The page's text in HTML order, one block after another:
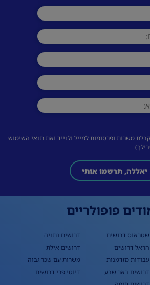
משרות ופרסומות למייל ולנייד ואתתנאי השימוש
יאללה, תרשמו אותי
פופולריים
שטראוס דרושים
הראל דרושים
עבודות מזדמנות
דרושים באר שבע
דרושים נתניה
דרושים אילת
משרות עם שכר גבוה
דיוטי פרי דרושים